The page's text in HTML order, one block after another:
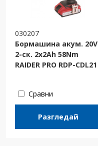
030207
Бормашина акум. 20V
2-ск. 2x2Ah 58Nm
RAIDER PRO RDP-CDL21
Сравни
Разгледай